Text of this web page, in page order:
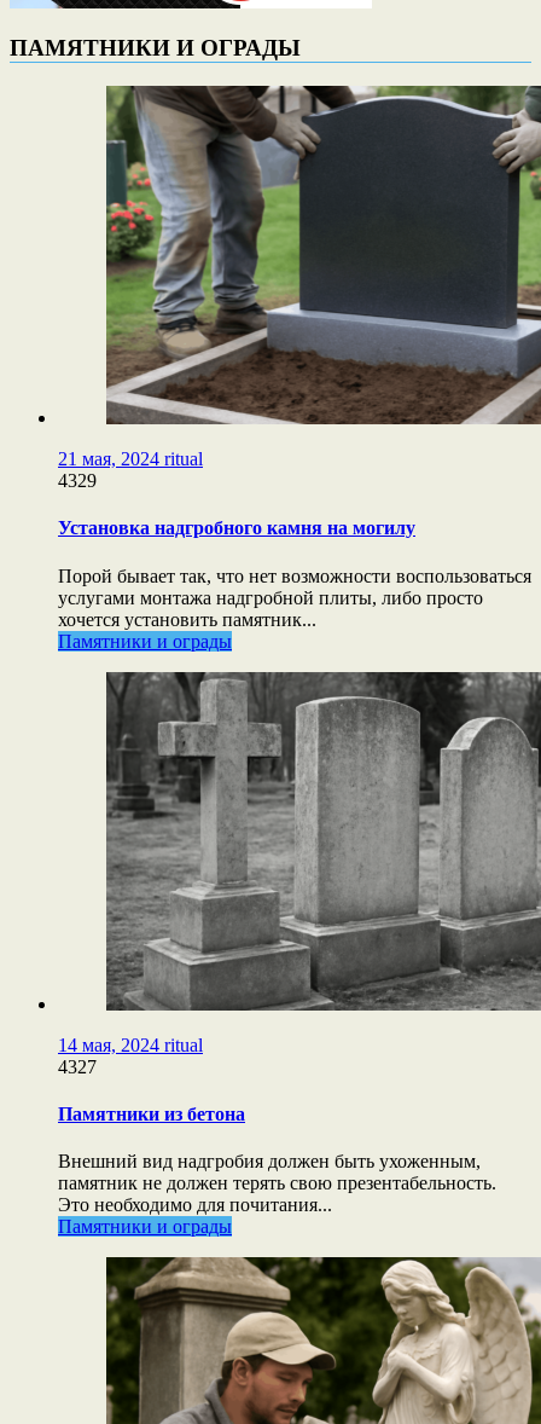
ПАМЯТНИКИ И ОГРАДЫ
21 мая, 2024 ritual
4329
Установка надгробного камня на могилу
Порой бывает так, что нет возможности воспользоваться
услугами монтажа надгробной плиты, либо просто
хочется установить памятник...
Памятники и ограды
14 мая, 2024 ritual
4327
Памятники из бетона
Внешний вид надгробия должен быть ухоженным,
памятник не должен терять свою презентабельность.
Это необходимо для почитания...
Памятники и ограды